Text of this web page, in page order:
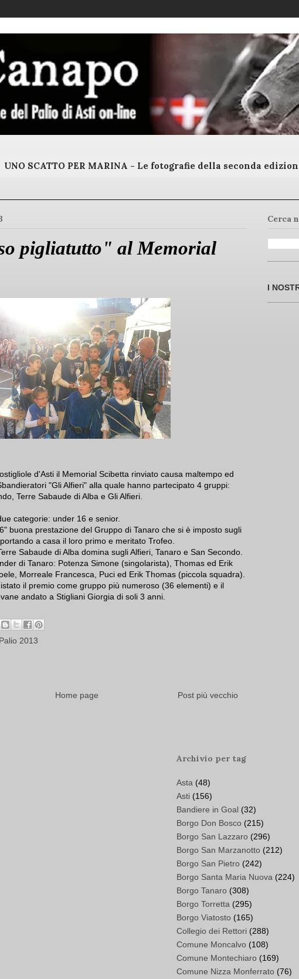
UNO SCATTO PER MARINA - Le fotografie della seconda
pigliatutto" al Memorial
d'Asti il Memorial Scibetta rinviato causa maltempo ed
"Gli Alfieri" alla quale hanno partecipato 4 gruppi:
Terre Sabaude di Alba e Gli Alfieri.
categorie: under 16 e senior.
buona prestazione del Gruppo di Tanaro che si è imposto sugli
a casa il loro primo e meritato Trofeo.
Sabaude di Alba domina sugli Alfieri, Tanaro e San Secondo.
di Tanaro: Potenza Simone (singolarista), Thomas ed Erik
Morreale Francesca, Puci ed Erik Thomas (piccola squadra).
il premio come gruppo più numeroso (36 elementi) e il
andato a Stigliani Giorgia di soli 3 anni.
Palio 2013
Post più vecchio
Home page
Cerca
I
Archivio per tag
Asta (48)
Asti (156)
Bandiere in Goal (32)
Borgo Don Bosco (215)
Borgo San Lazzaro (296)
Borgo San Marzanotto (212)
Borgo San Pietro (242)
Borgo Santa Maria Nuova (224)
Borgo Tanaro (308)
Borgo Torretta (295)
Borgo Viatosto (165)
Collegio dei Rettori (288)
Comune Moncalvo (108)
Comune Montechiaro (169)
Comune Nizza Monferrato (76)